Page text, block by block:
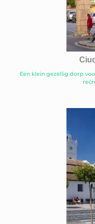
Een klein gezellig dorp